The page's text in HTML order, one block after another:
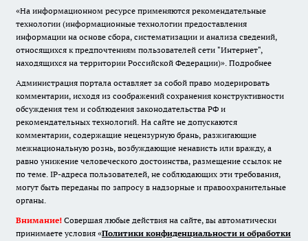
«На информационном ресурсе применяются рекомендательные
технологии (информационные технологии предоставления
информации на основе сбора, систематизации и анализа сведений,
относящихся к предпочтениям пользователей сети "Интернет",
находящихся на территории Российской Федерации)». Подробнее
Администрация портала оставляет за собой право модерировать
комментарии, исходя из соображений сохранения конструктивности
обсуждения тем и соблюдения законодательства РФ и
рекомендательных технологий. На сайте не допускаются
комментарии, содержащие нецензурную брань, разжигающие
межнациональную рознь, возбуждающие ненависть или вражду, а
равно унижение человеческого достоинства, размещение ссылок не
по теме. IP-адреса пользователей, не соблюдающих эти требования,
могут быть переданы по запросу в надзорные и правоохранительные
органы.
Внимание! Совершая любые действия на сайте, вы автоматически
принимаете условия «Политики конфиденциальности и обработки